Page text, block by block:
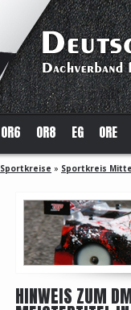
OR6 OR8 EG ORE
Sportkreise » Sportkreis
HINWEIS ZUM